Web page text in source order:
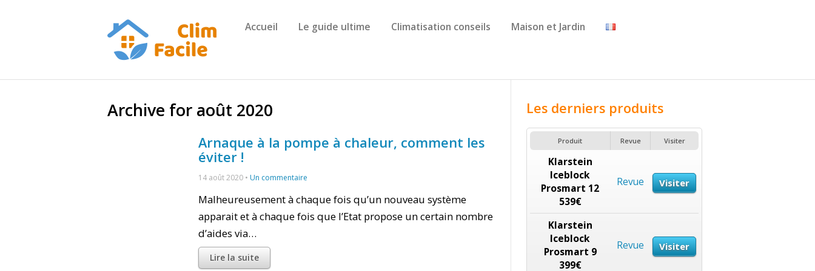
Accueil Le guide ultime Climatisation conseils Maison et Jardin
Archive for août 2020
Arnaque à la pompe à chaleur, comment les
éviter !
14 août 2020 • Un commentaire
Malheureusement à chaque fois qu’un nouveau système
apparait et à chaque fois que l’Etat propose un certain nombre
d’aides via…
Lire la suite
Les derniers produits
Produit Revue Visiter
Klarstein
Iceblock
Prosmart 12
539€
Revue Visiter
Klarstein
Iceblock
Prosmart 9
399€
Revue Visiter